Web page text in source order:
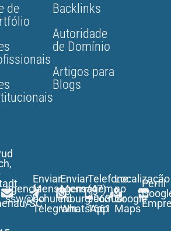
de
Backlinks
Autoridade
de Domínio
Artigos para
Blogs
SC
agencia-
ssw@schulenburg.com.br
Enviar
Mensagem
no
Telegram
Enviar
Mensagem
no
WhatsApp
Telefone:
(47)
99630-
1661
Localização
no
Google
Maps
Perfil